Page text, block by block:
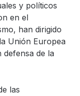
y políticos
en el
han dirigido
Unión Europea
defensa de la
las